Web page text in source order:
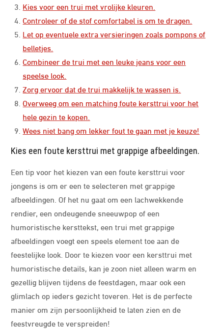
Kies voor een trui met vrolijke kleuren.
Controleer of de stof comfortabel is om te dragen.
Let op eventuele extra versieringen zoals pompons of
belletjes.
Combineer de trui met een leuke jeans voor een
speelse look.
Zorg ervoor dat de trui makkelijk te wassen is.
Overweeg om een matching foute kersttrui voor het
hele gezin te kopen.
Wees niet bang om lekker fout te gaan met je keuze!
Kies een foute kersttrui met grappige afbeeldingen.
Een tip voor het kiezen van een foute kersttrui voor
jongens is om er een te selecteren met grappige
afbeeldingen. Of het nu gaat om een lachwekkende
rendier, een ondeugende sneeuwpop of een
humoristische kersttekst, een trui met grappige
afbeeldingen voegt een speels element toe aan de
feestelijke look. Door te kiezen voor een kersttrui met
humoristische details, kan je zoon niet alleen warm en
gezellig blijven tijdens de feestdagen, maar ook een
glimlach op ieders gezicht toveren. Het is de perfecte
manier om zijn persoonlijkheid te laten zien en de
feestvreugde te verspreiden!